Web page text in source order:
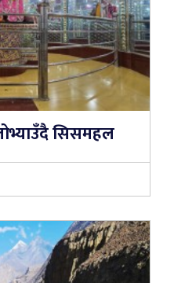
सिसमहल